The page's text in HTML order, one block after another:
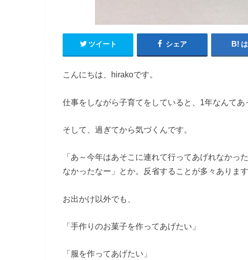
ツイート シェア
こんにちは、hirakoです。
仕事をしながら子育てをしていると、1年なんてあ
そして、過ぎてから気づくんです。
「あ～今年はあそこに連れて行ってあげれなか
なかったなー」とか。反省することが多々あります
お出かけ以外でも、
「手作りのお菓子を作ってあげたい」
「服を作ってあげたい」